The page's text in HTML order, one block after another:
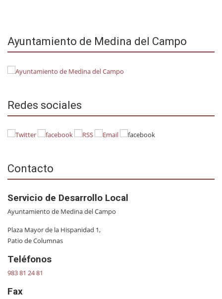
Ayuntamiento de Medina del Campo
Redes sociales
Contacto
Servicio de Desarrollo Local
Ayuntamiento de Medina del Campo
Plaza Mayor de la Hispanidad 1,
Patio de Columnas
Teléfonos
983 81 24 81
Fax